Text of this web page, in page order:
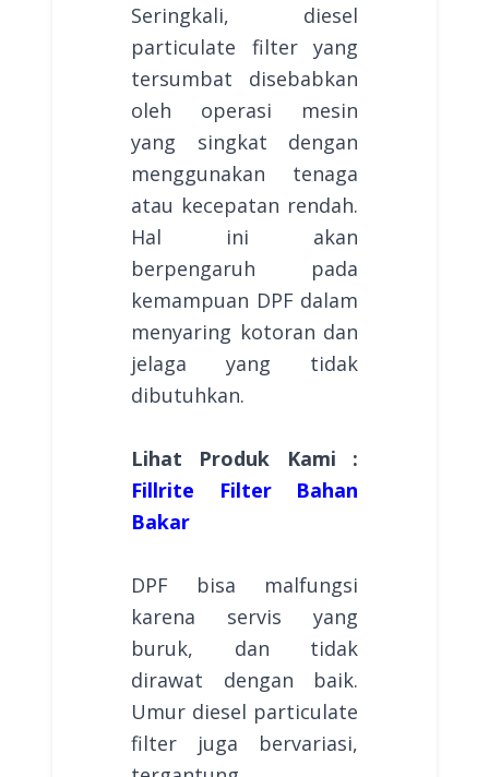
Seringkali, diesel
particulate filter yang
tersumbat disebabkan
oleh operasi mesin
yang singkat dengan
menggunakan tenaga
atau kecepatan rendah.
Hal ini akan
berpengaruh pada
kemampuan DPF dalam
menyaring kotoran dan
jelaga yang tidak
dibutuhkan.
Lihat Produk Kami :
Fillrite Filter Bahan
Bakar
DPF bisa malfungsi
karena servis yang
buruk, dan tidak
dirawat dengan baik.
Umur diesel particulate
filter juga bervariasi,